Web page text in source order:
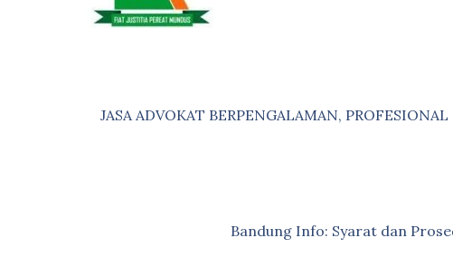
JASA ADVOKAT BERPENGALAMAN,
Bandung Info: Syarat dan